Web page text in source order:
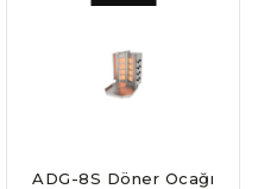
ADG-8S Döner Ocağı